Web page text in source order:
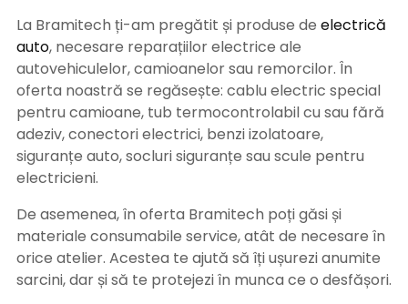
La Bramitech ți-am pregătit și produse de electrică
auto, necesare reparațiilor electrice ale
autovehiculelor, camioanelor sau remorcilor. În
oferta noastră se regăsește: cablu electric special
pentru camioane, tub termocontrolabil cu sau fără
adeziv, conectori electrici, benzi izolatoare,
siguranțe auto, socluri siguranțe sau scule pentru
electricieni.
De asemenea, în oferta Bramitech poți găsi și
materiale consumabile service, atât de necesare în
orice atelier. Acestea te ajută să îți ușurezi anumite
sarcini, dar și să te protejezi în munca ce o desfășori.